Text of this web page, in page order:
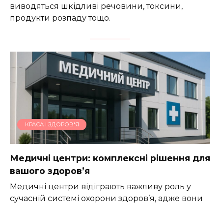
виводяться шкідливі речовини, токсини,
продукти розпаду тощо.
КРАСА І ЗДОРОВ'Я
Медичні центри: комплексні рішення для
вашого здоров’я
Медичні центри відіграють важливу роль у
сучасній системі охорони здоров’я, адже вони